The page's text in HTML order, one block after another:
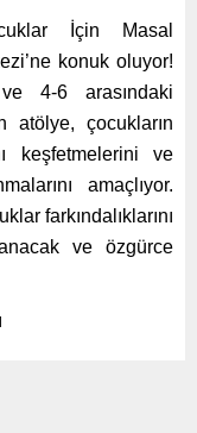
İçin Masal
konuk oluyor!
4-6 arasındaki
atölye, çocukların
keşfetmelerini ve
amaçlıyor.
farkındalıklarını
ve özgürce